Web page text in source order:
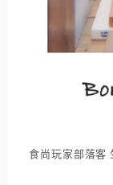
食尚玩家部落客